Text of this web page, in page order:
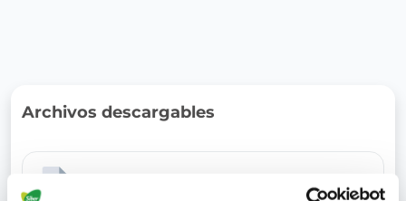
Archivos descargables